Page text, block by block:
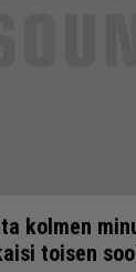
kolmen
toisen